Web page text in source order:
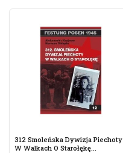
312 Smoleńska Dywizja Piechoty
W Walkach O Starołękę...